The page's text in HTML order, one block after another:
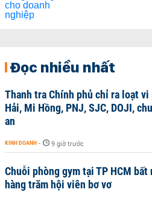
Đọc nhiều nhất
Thanh tra Chính phủ chỉ ra loạt vi
Hải, Mi Hồng, PNJ, SJC, DOJI,
an
KINH DOANH - 9 giờ trước
Chuỗi phòng gym tại TP HCM
hàng trăm hội viên bơ vơ